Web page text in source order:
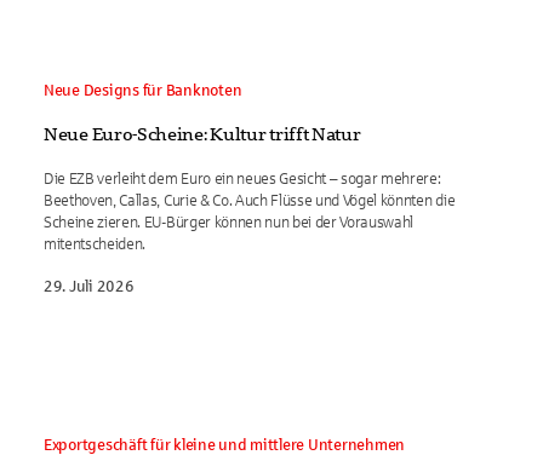
Neue Designs für Banknoten
Neue Euro-Scheine: Kultur trifft Natur
Die EZB verleiht dem Euro ein neues Gesicht – sogar mehrere:
Beethoven, Callas, Curie & Co. Auch Flüsse und Vögel könnten die
Scheine zieren. EU-Bürger können nun bei der Vorauswahl
mitentscheiden.
29. Juli 2026
Exportgeschäft für kleine und mittlere Unternehmen